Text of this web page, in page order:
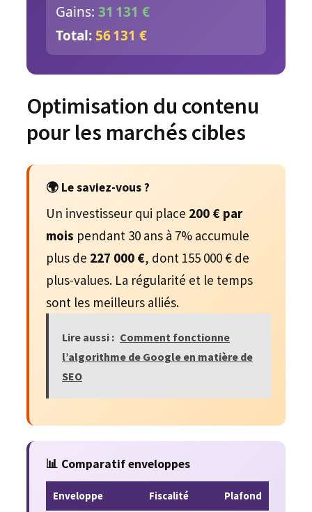
Gains: 31 131 €
Total: 56 131 €
Optimisation du contenu
pour les marchés cibles
🌍 Le saviez-vous ?
Un investisseur qui place 200 € par
mois pendant 30 ans à 7% accumule
plus de 227 000 €, dont 155 000 € de
plus-values. La régularité et le temps
sont les meilleurs alliés.
Lire aussi : Comment fonctionne
l’algorithme de Google en matière de
SEO
📊 Comparatif enveloppes
Enveloppe Fiscalité Plafond